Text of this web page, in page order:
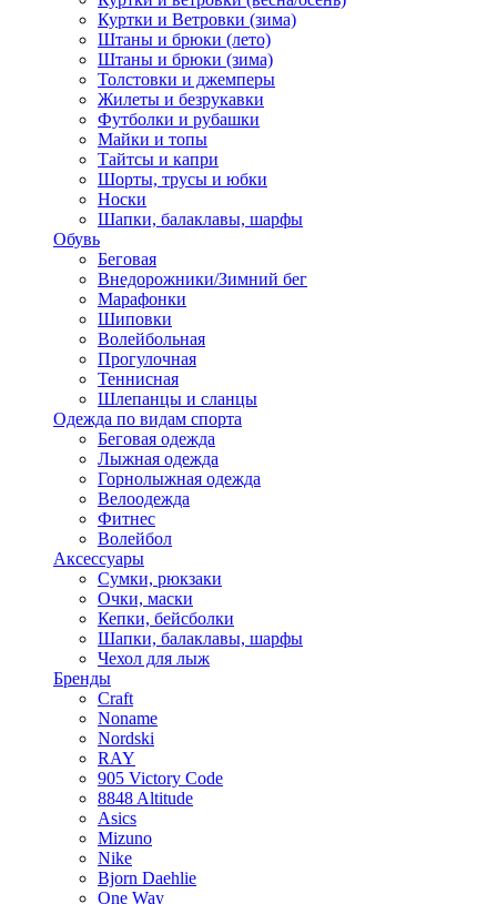
Куртки и Ветровки (зима)
Штаны и брюки (лето)
Штаны и брюки (зима)
Толстовки и джемперы
Жилеты и безрукавки
Футболки и рубашки
Майки и топы
Тайтсы и капри
Шорты, трусы и юбки
Носки
Шапки, балаклавы, шарфы
Обувь
Беговая
Внедорожники/Зимний бег
Марафонки
Шиповки
Волейбольная
Прогулочная
Теннисная
Шлепанцы и сланцы
Одежда по видам спорта
Беговая одежда
Лыжная одежда
Горнолыжная одежда
Велоодежда
Фитнес
Волейбол
Аксессуары
Сумки, рюкзаки
Очки, маски
Кепки, бейсболки
Шапки, балаклавы, шарфы
Чехол для лыж
Бренды
Craft
Noname
Nordski
RAY
905 Victory Code
8848 Altitude
Asics
Mizuno
Nike
Bjorn Daehlie
One Way